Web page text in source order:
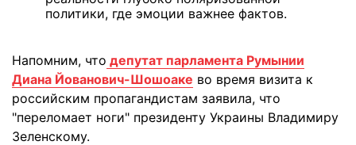
политики, где эмоции важнее фактов.
Напомним, что депутат парламента Румынии
Диана Йованович-Шошоаке во время визита к
российским пропагандистам заявила, что
"переломает ноги" президенту Украины Владимиру
Зеленскому.